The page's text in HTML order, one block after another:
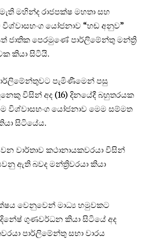
මහින්ද රාජපක්ෂ මහතා සහ
යෝජනාව “හඬ අනුව”
ජාතික පෙරමුණේ පාර්ලිමේන්තු මන්ත්‍රි
කියා සිටියි.
පැමිණීමෙන් පසු
විසින් අද (16) දිනයේදී බහුතරයක
විශ්වාසභංග යෝජනාව මෙම සම්මත
සිටියේය.
වාර්තාව කථානායකවරයා විසින්
ඇති බවද මන්ත්‍රිවරයා කියා
වෙනුවෙන් මාධ්‍ය හමුවකට
ගුණවර්ධන කියා සිටියේ අද
පාර්ලිමේන්තු සභා වාරය